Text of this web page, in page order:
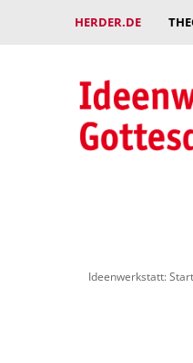
HERDER.DE
Ideenwerkstatt: